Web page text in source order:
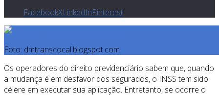
FacebookXLinkedInPinterest
Foto: dmtranscocal.blogspot.com
Os operadores do direito previdenciário sabem que, quando
a mudança é em desfavor dos segurados, o INSS tem sido
célere em executar sua aplicação. Entretanto, se ocorre o